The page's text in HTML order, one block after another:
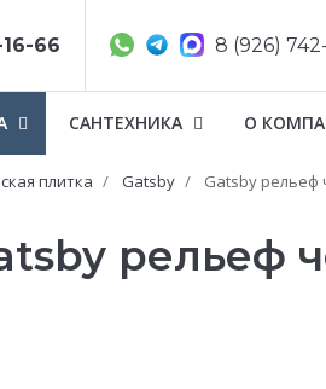
66 8 (926)
САНТЕХНИКА О
плитка Gatsby Gatsby рельеф
рельеф